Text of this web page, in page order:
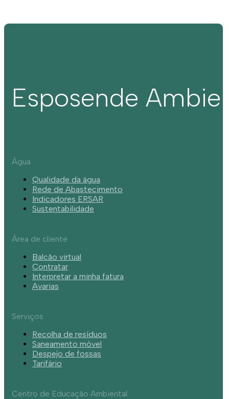
Esposende
Água
Qualidade da água
Rede de Abastecimento
Indicadores ERSAR
Sustentabilidade
Área de cliente
Balcão virtual
Contratar
Interpretar a minha fatura
Avarias
Serviços
Recolha de resíduos
Saneamento móvel
Despejo de fossas
Tarifário
Centro de Educação Ambiental